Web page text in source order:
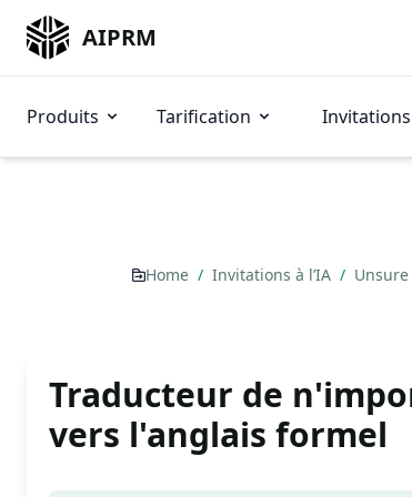
AIPRM
Produits Tarification Invitations
Home / Invitations à l’IA /
Traducteur de
vers l'anglais formel